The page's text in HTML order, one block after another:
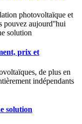
photovoltaïque et
pouvez aujourd''hui
solution
prix et
de plus en
indépendants
solution